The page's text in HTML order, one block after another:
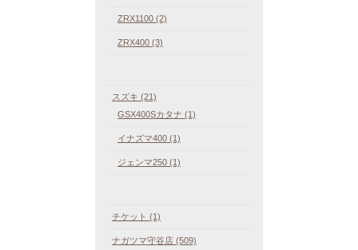
ZRX1100 (2)
ZRX400 (3)
スズキ (21)
GSX400Sカタナ (1)
イナズマ400 (1)
ジェンマ250 (1)
チケット (1)
ナガツマ守谷店 (509)